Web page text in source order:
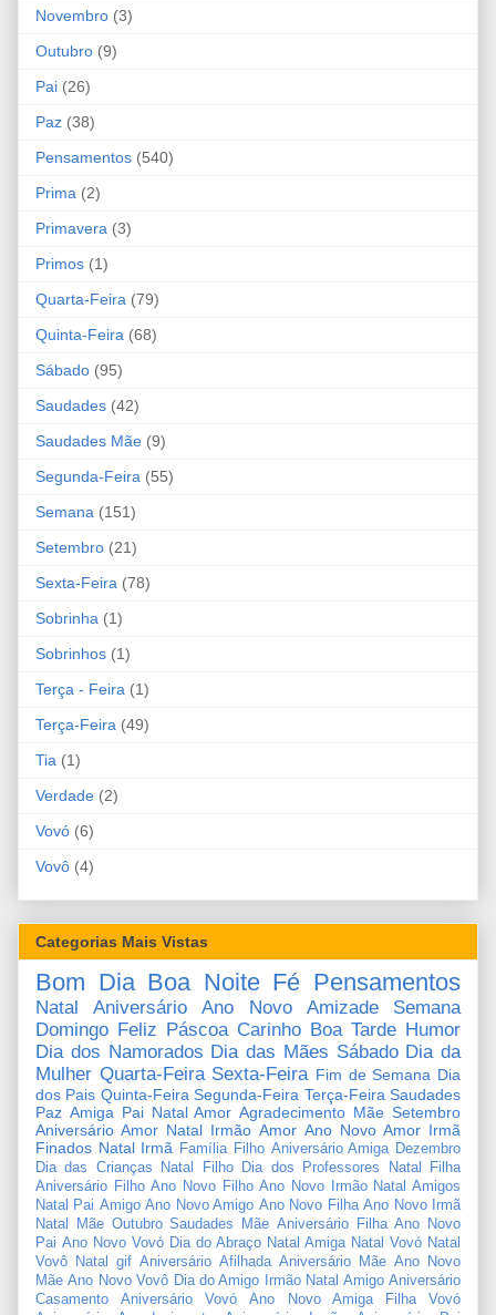
Novembro (3)
Outubro (9)
Pai (26)
Paz (38)
Pensamentos (540)
Prima (2)
Primavera (3)
Primos (1)
Quarta-Feira (79)
Quinta-Feira (68)
Sábado (95)
Saudades (42)
Saudades Mãe (9)
Segunda-Feira (55)
Semana (151)
Setembro (21)
Sexta-Feira (78)
Sobrinha (1)
Sobrinhos (1)
Terça - Feira (1)
Terça-Feira (49)
Tia (1)
Verdade (2)
Vovó (6)
Vovô (4)
Categorias Mais Vistas
Bom Dia Boa Noite Fé Pensamentos
Natal Aniversário Ano Novo Amizade
Semana
Domingo Feliz Páscoa Carinho Boa Tarde Humor
Dia dos Namorados Dia das Mães Sábado Dia da
Mulher Quarta-Feira Sexta-Feira Fim de Semana Dia
dos Pais Quinta-Feira Segunda-Feira Terça-Feira Saudades
Paz Amiga Pai Natal Amor Agradecimento Mãe Setembro
Aniversário Amor Natal Irmão Amor Ano Novo Amor Irmã
Finados Natal Irmã Família Filho Aniversário Amiga Dezembro
Dia das Crianças
Natal Filho Dia dos Professores
Natal Filha
Aniversário Filho Ano Novo Filho Ano Novo Irmão Natal Amigos
Natal Pai Amigo Ano Novo Amigo Ano Novo Filha Ano Novo Irmã
Natal Mãe Outubro Saudades Mãe Aniversário Filha Ano Novo
Pai Ano Novo Vovó Dia do Abraço Natal Amiga Natal Vovó Natal
Vovô
Natal gif Aniversário Afilhada Aniversário Mãe Ano Novo
Mãe Ano Novo Vovô Dia do Amigo Irmão Natal Amigo Aniversário
Casamento
Aniversário Vovó Ano Novo Amiga Filha
Vovó